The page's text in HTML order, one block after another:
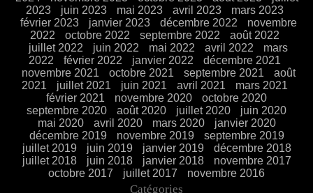
2023
juin 2023 mai 2023 avril 2023
mars 2023
février 2023
janvier 2023 décembre 2022
novembre
2022
octobre 2022 septembre 2022
août 2022
juillet 2022
juin 2022 mai 2022 avril 2022
mars
2022
février 2022 janvier 2022
décembre 2021
novembre 2021
octobre 2021 septembre 2021
août
2021
juillet 2021 juin 2021 avril 2021
mars 2021
février 2021
novembre 2020
octobre 2020
septembre 2020
août 2020 juillet 2020
juin 2020
mai 2020
avril 2020 mars 2020
janvier 2020
décembre 2019
novembre 2019
septembre 2019
juillet 2019
juin 2019 janvier 2019
décembre 2018
juillet 2018
juin 2018 janvier 2018
novembre 2017
octobre 2017
juillet 2017 novembre 2016
Catégories